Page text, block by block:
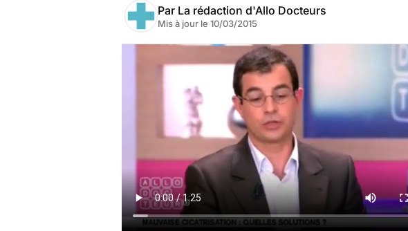
Par La rédaction d'Allo Docteurs
Mis à jour le 10/03/2015